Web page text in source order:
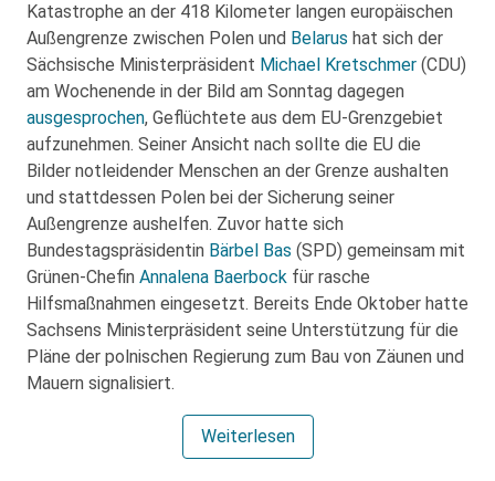
Katastrophe an der 418 Kilometer langen europäischen
Außengrenze zwischen Polen und Belarus hat sich der
Sächsische Ministerpräsident Michael Kretschmer (CDU)
am Wochenende in der Bild am Sonntag dagegen
ausgesprochen, Geflüchtete aus dem EU-Grenzgebiet
aufzunehmen. Seiner Ansicht nach sollte die EU die
Bilder notleidender Menschen an der Grenze aushalten
und stattdessen Polen bei der Sicherung seiner
Außengrenze aushelfen. Zuvor hatte sich
Bundestagspräsidentin Bärbel Bas (SPD) gemeinsam mit
Grünen-Chefin Annalena Baerbock für rasche
Hilfsmaßnahmen eingesetzt. Bereits Ende Oktober hatte
Sachsens Ministerpräsident seine Unterstützung für die
Pläne der polnischen Regierung zum Bau von Zäunen und
Mauern signalisiert.
Weiterlesen